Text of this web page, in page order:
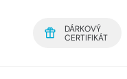
DÁRKOVÝ
CERTIFIKÁT